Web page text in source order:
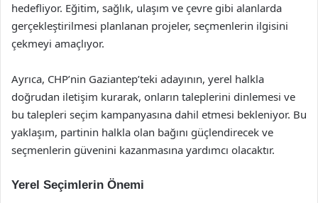
hedefliyor. Eğitim, sağlık, ulaşım ve çevre gibi alanlarda
gerçekleştirilmesi planlanan projeler, seçmenlerin ilgisini
çekmeyi amaçlıyor.
Ayrıca, CHP’nin Gaziantep’teki adayının, yerel halkla
doğrudan iletişim kurarak, onların taleplerini dinlemesi ve
bu talepleri seçim kampanyasına dahil etmesi bekleniyor. Bu
yaklaşım, partinin halkla olan bağını güçlendirecek ve
seçmenlerin güvenini kazanmasına yardımcı olacaktır.
Yerel Seçimlerin Önemi